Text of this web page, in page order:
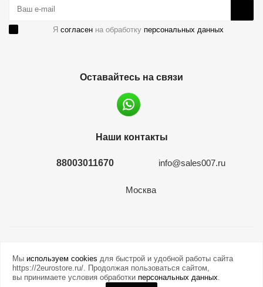
Я согласен на обработку персональных данных
Оставайтесь на связи
Наши контакты
88003011670 info@sales007.ru
Москва
Мы используем cookies для быстрой и удобной работы сайта
https://2eurostore.ru/. Продолжая пользоваться сайтом,
вы принимаете условия обработки персональных данных.